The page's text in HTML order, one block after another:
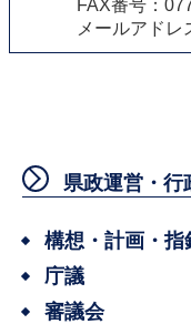
FAX番号：
メールアドレ
県政運営・行
構想・計画・指
庁議
審議会